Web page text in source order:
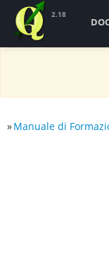
2.18
»Manuale di